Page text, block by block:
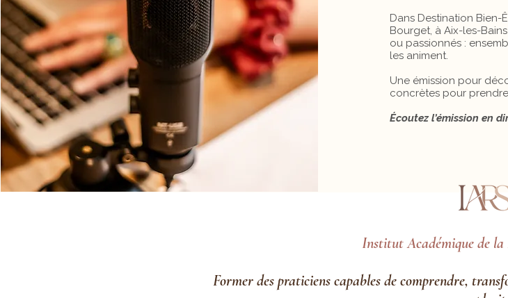
Dans Destination
Bourget, à Aix-les-
ou passionnés :
les animent.
Une émission pour
concrètes pour
Écoutez l’émission en
Institut Académique de la
Former des praticiens capables de comprendre,